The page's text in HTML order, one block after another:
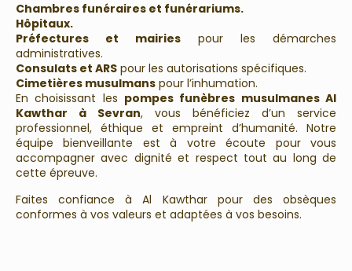
Chambres funéraires et funérariums.
Hôpitaux.
Préfectures et mairies pour les démarches
administratives.
Consulats et ARS pour les autorisations spécifiques.
Cimetières musulmans pour l’inhumation.
En choisissant les pompes funèbres musulmanes Al
Kawthar à Sevran, vous bénéficiez d’un service
professionnel, éthique et empreint d’humanité. Notre
équipe bienveillante est à votre écoute pour vous
accompagner avec dignité et respect tout au long de
cette épreuve.
Faites confiance à Al Kawthar pour des obsèques
conformes à vos valeurs et adaptées à vos besoins.